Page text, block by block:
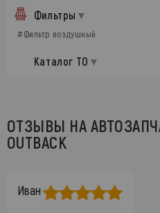
Фильтры
#Фильтр воздушный
Каталог ТО
ОТЗЫВЫ НА
OUTBACK
Иван